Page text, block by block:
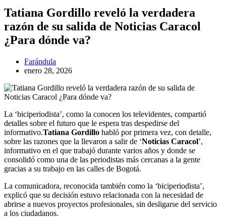
Tatiana Gordillo reveló la verdadera
razón de su salida de Noticias Caracol
¿Para dónde va?
Farándula
enero 28, 2026
La ‘biciperiodista’, como la conocen los televidentes, compartió
detalles sobre el futuro que le espera tras despedirse del
informativo.Tatiana Gordillo habló por primera vez, con detalle,
sobre las razones que la llevaron a salir de ‘Noticias Caracol’,
informativo en el que trabajó durante varios años y donde se
consolidó como una de las periodistas más cercanas a la gente
gracias a su trabajo en las calles de Bogotá.
La comunicadora, reconocida también como la ‘biciperiodista’,
explicó que su decisión estuvo relacionada con la necesidad de
abrirse a nuevos proyectos profesionales, sin desligarse del servicio
a los ciudadanos.